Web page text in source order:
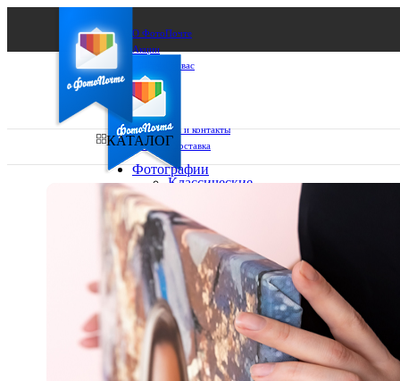
О ФотоПочте
Акции
Сделаем за вас
Бизнесу
FAQ
Франшиза
Поддержка и контакты
Оплата и доставка
Ваш город:
Ваш регион доставки
Выберите из списка:
КАТАЛОГ
Фотографии
Классические
10х15
13х18
15х15
15х20
20х20
20х30
30х30
30х40
А4
Фото